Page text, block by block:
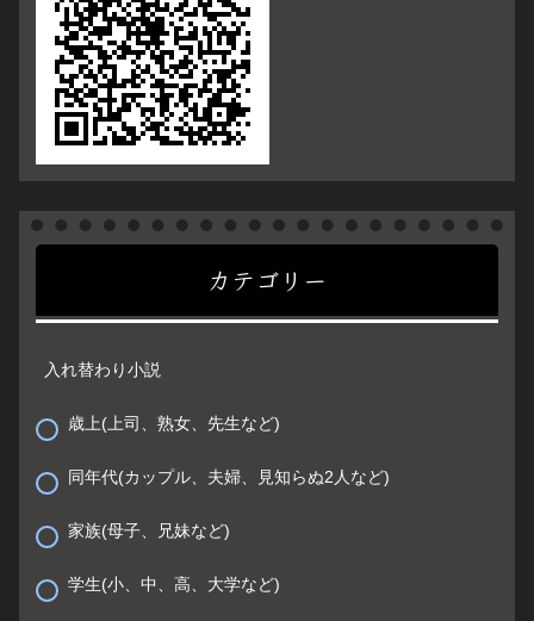
カテゴリー
入れ替わり小説
歳上(上司、熟女、先生など)
同年代(カップル、夫婦、見知らぬ2人など)
家族(母子、兄妹など)
学生(小、中、高、大学など)